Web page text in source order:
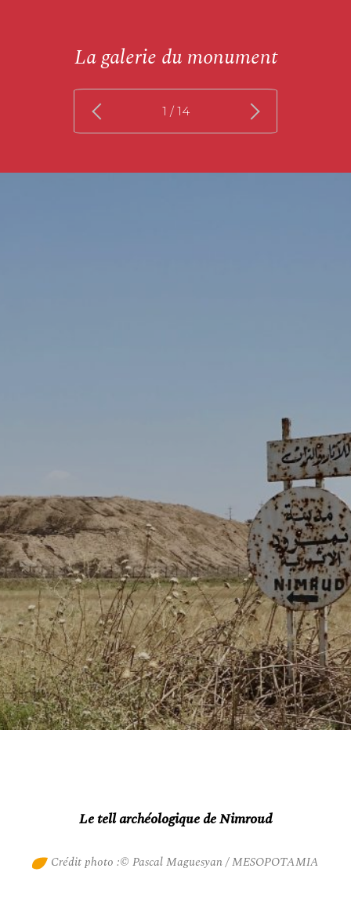
La galerie du monument
1 / 14
Le tell archéologique de Nimroud
Crédit photo :© Pascal Maguesyan / MESOPOTAMIA